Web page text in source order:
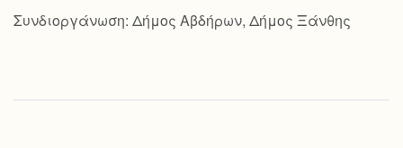
Συνδιοργάνωση: Δήμος Αβδήρων, Δήμος Ξάνθης